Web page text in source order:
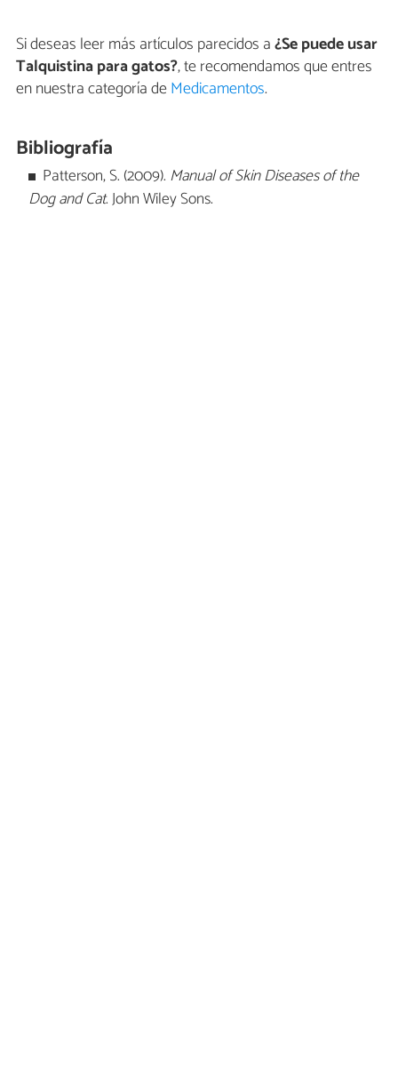
Si deseas leer más artículos parecidos a¿Se puede usar
Talquistina para gatos?, te recomendamos que entres
en nuestra categoría deMedicamentos.
Bibliografía
Patterson, S. (2009). Manual of Skin Diseases of the
Dog and Cat. John Wiley Sons.